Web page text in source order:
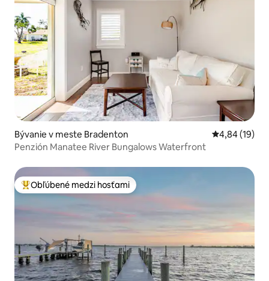
Bývanie v meste Bradenton Priemerné
4,84 (19)
Penzión Manatee River Bungalows Waterfront
Najobľúbenejšie medzi hosťami
Obľúbené medzi hosťami